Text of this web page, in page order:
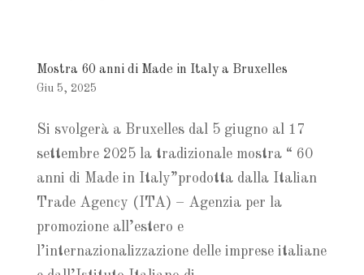
Mostra 60 anni di Made in Italy a Bruxelles
Giu 5, 2025
Si svolgerà a Bruxelles dal 5 giugno al 17
settembre 2025 la tradizionale mostra “ 60
anni di Made in Italy”prodotta dalla Italian
Trade Agency (ITA) – Agenzia per la
promozione all’estero e
l’internazionalizzazione delle imprese italiane